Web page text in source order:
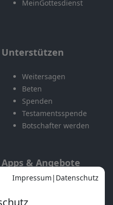
MeinGottesdienst
Unterstützen
Weitersagen
Beten
Spenden
Testamentsspende
Botschafter werden
Apps & Angebote
Mobile App